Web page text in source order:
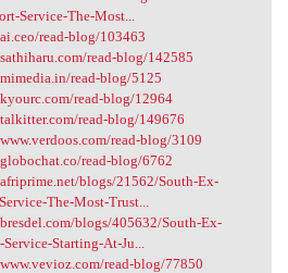
Service-The-Most...
read-blog/103463
read-blog/142585
read-blog/5125
read-blog/12964
read-blog/149676
read-blog/3109
read-blog/6762
blogs/21562/South-Ex-
The-Most-Trust...
blogs/405632/South-Ex-
Service-Starting-At-Ju...
read-blog/77850